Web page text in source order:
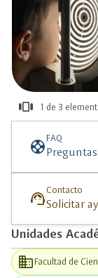
view_carousel
más
información
1 de 3
supportFAQ
support_agent Contacto
Solicitar
Unidades
businessFacultad de